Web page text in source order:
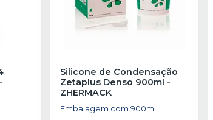
-
Silicone de Condensação
Zetaplus Denso 900ml -
ZHERMACK
Embalagem com 900ml.